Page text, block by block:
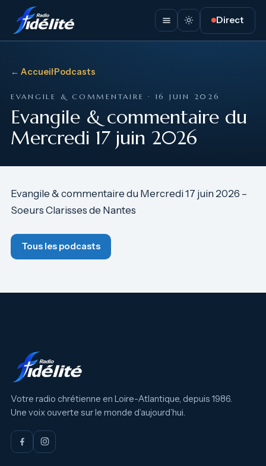
Direct
← Accueil·Podcasts
EVANGILE & COMMENTAIRE · 16 JUIN 2026
Evangile & commentaire du
Mercredi 17 juin 2026
Evangile & commentaire du Mercredi 17 juin 2026 –
Soeurs Clarisses de Nantes
Tous les podcasts
Votre radio chrétienne en Loire-Atlantique, depuis 1986.
Une voix ouverte sur le monde d’aujourd’hui.